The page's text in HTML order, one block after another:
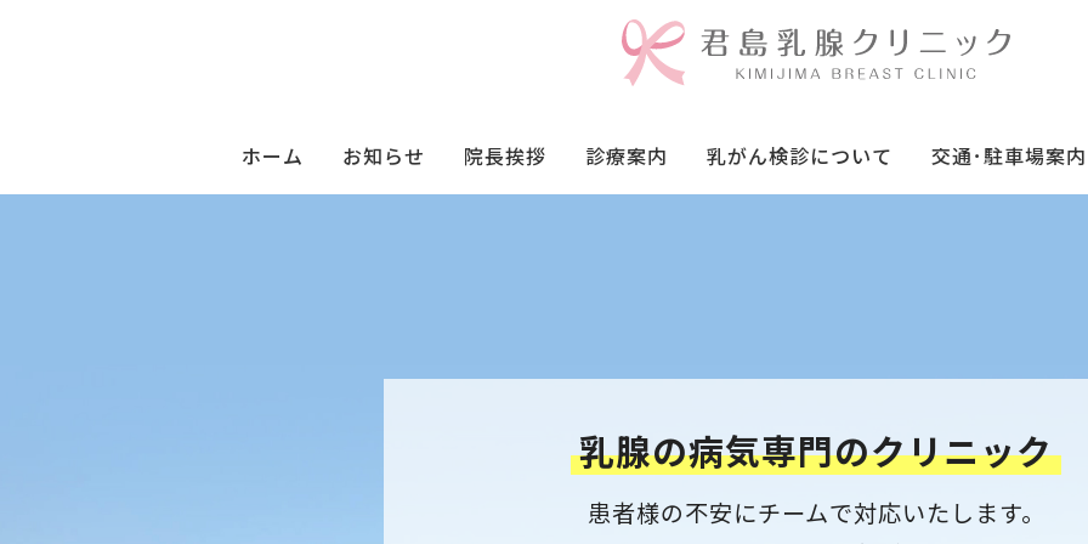
ホーム お知らせ 院長挨拶 診療案内 乳がん検診について 交通･駐車場案内
乳腺の病気専門のクリニック
患者様の不安にチームで対応いたします。